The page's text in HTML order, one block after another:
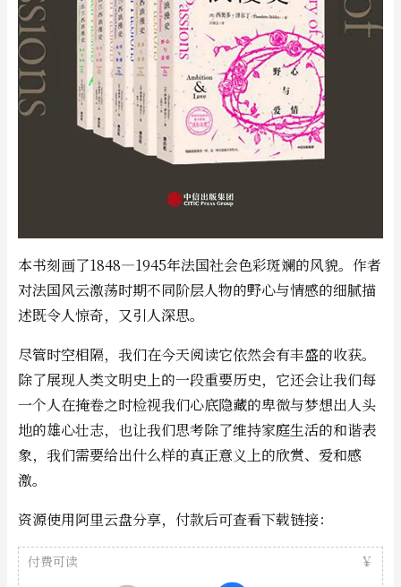
本书刻画了1848—1945年法国社会色彩斑斓的风貌。作者
对法国风云激荡时期不同阶层人物的野心与情感的细腻描
述既令人惊奇，又引人深思。
尽管时空相隔，我们在今天阅读它依然会有丰盛的收获。
除了展现人类文明史上的一段重要历史，它还会让我们每
一个人在掩卷之时检视我们心底隐藏的卑微与梦想出人头
地的雄心壮志，也让我们思考除了维持家庭生活的和谐表
象，我们需要给出什么样的真正意义上的欣赏、爱和感
激。
资源使用阿里云盘分享，付款后可查看下载链接：
付费可读 ￥